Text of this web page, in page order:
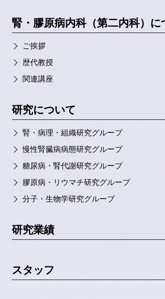
腎・膠原病内科（第二内科）に
ご挨拶
歴代教授
関連講座
研究について
腎・病理・組織研究グループ
慢性腎臓病病態研究グループ
糖尿病・腎代謝研究グループ
膠原病・リウマチ研究グループ
分子・生物学研究グループ
研究業績
スタッフ